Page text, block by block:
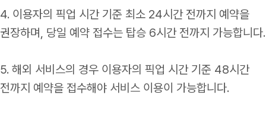
4. 이용자의 픽업 시간 기준 최소 24시간 전까지 예약을
권장하며, 당일 예약 접수는 탑승 6시간 전까지 가능합니다.
5. 해외 서비스의 경우 이용자의 픽업 시간 기준 48시간
전까지 예약을 접수해야 서비스 이용이 가능합니다.